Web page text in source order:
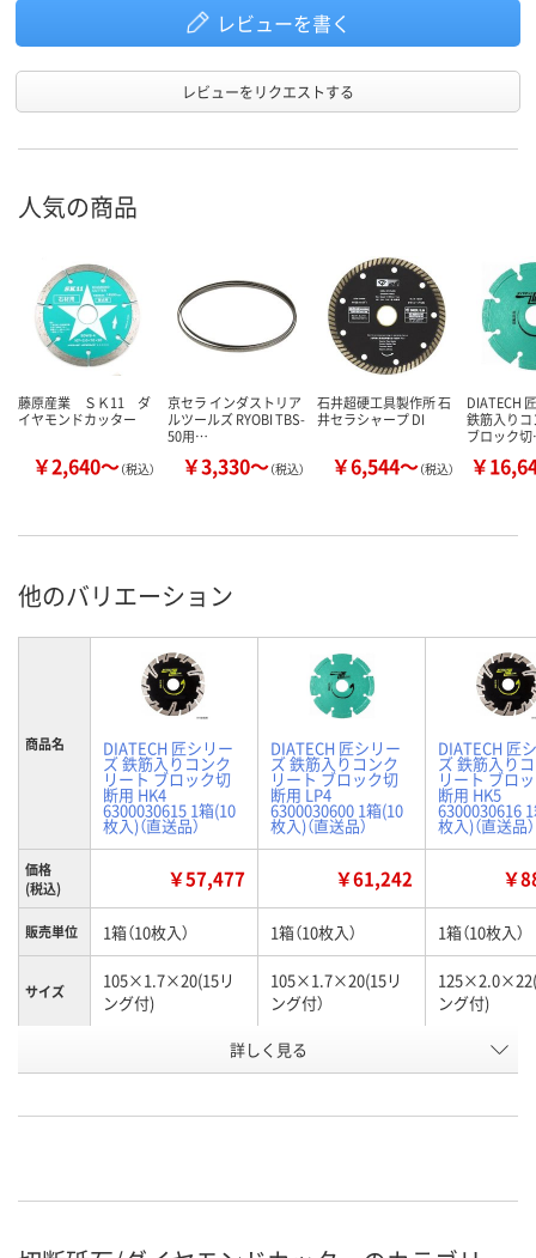
レビューを書く
レビューをリクエストする
人気の商品
藤原産業 ＳＫ11 ダ
イヤモンドカッター
￥2,640～（税込）
京セラ インダストリア
ルツールズ RYOBI TBS-
50用…
￥3,330～（税込）
石井超硬工具製作所 石
井セラシャープ DI
￥6,544～（税込）
DIATECH
鉄筋入り
ブロック
￥
他のバリエーション
商品名 DIATECH 匠シリー
ズ 鉄筋入りコンク
リート ブロック切
断用 HK4
6300030615 1箱(10
枚入)（直送品）
DIATECH 匠シリー
ズ 鉄筋入りコンク
リート ブロック切
断用 LP4
6300030600 1箱(10
枚入)（直送品）
DIATECH 匠
ズ 鉄筋入り
リート ブロ
断用 HK5
6300030616
枚入)（直送品）
価格
(税込)
￥57,477 ￥61,242 ￥
販売単位 1箱（10枚入） 1箱（10枚入） 1箱（10枚入）
サイズ
105×1.7×20(15リ
ング付)
105×1.7×20(15リ
ング付）
ング付)
LP4
号
お届け日 8月27日（木）まで 8月27日（木）まで 8月27日（木）
詳しく見る